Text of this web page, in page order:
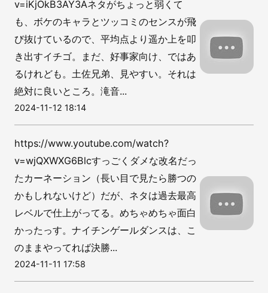
v=iKjOkB3AY3Aネタがちょっと弱くて
も、ボケのキャラとツッコミのセンスが飛
び抜けているので、平均点より遥か上を叩
き出すイチゴ。まだ、好事家向け、ではあ
るけれども。土佐兄弟、見やすい。それは
絶対に良いところ。滝音...
2024-11-12 18:14
https://www.youtube.com/watch?
v=wjQXWXG6Blcすっごくダメな改名だっ
たカーネーション（長い目で見たら勝つの
かもしれないけど）だが、ネタは過去最高
レベルで仕上がってる。めちゃめちゃ面白
かったっす。ナイチンゲールダンスは、こ
のままやってれば決勝...
2024-11-11 17:58